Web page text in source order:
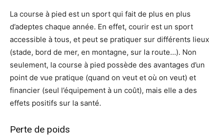
La course à pied est un sport qui fait de plus en plus
d’adeptes chaque année. En effet, courir est un sport
accessible à tous, et peut se pratiquer sur différents lieux
(stade, bord de mer, en montagne, sur la route…). Non
seulement, la course à pied possède des avantages d’un
point de vue pratique (quand on veut et où on veut) et
financier (seul l’équipement à un coût), mais elle a des
effets positifs sur la santé.
Perte de poids